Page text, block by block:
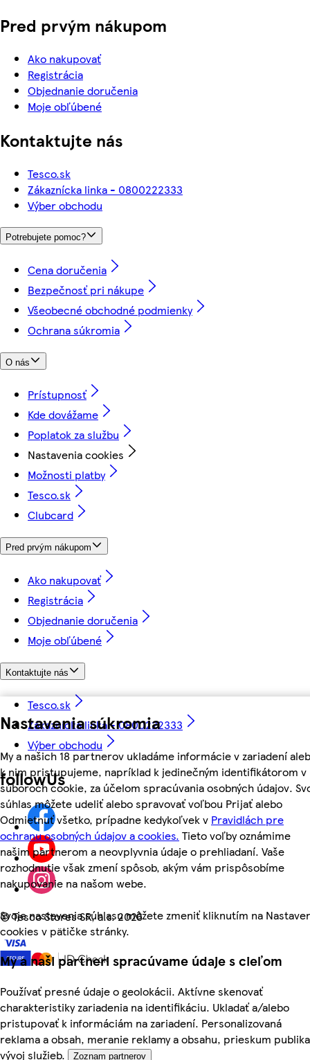
Nastavenia súkromia
My a našich 18 partnerov ukladáme informácie v zariadení
k nim pristupujeme, napríklad k jedinečným identifikátorom v
súboroch cookie, za účelom spracúvania osobných údajov.
súhlas môžete udeliť alebo spravovať voľbou Prijať alebo
Odmietnuť všetko, prípadne kedykoľvek v Pravidlách pre
ochranu osobných údajov a cookies. Tieto voľby oznámime
našim partnerom a neovplyvnia údaje o prehliadaní. Vaše
rozhodnutie však zmení spôsob, akým vám prispôsobíme
nakupovanie na našom webe.
Svoje nastavenia súhlasu môžete zmeniť kliknutím na
cookies v pätičke stránky.
My a naši partneri spracúvame údaje s cieľom
Používať presné údaje o geolokácii. Aktívne skenovať
charakteristiky zariadenia na identifikáciu. Ukladať a/alebo
pristupovať k informáciám na zariadení. Personalizovaná
reklama a obsah, meranie reklamy a obsahu, prieskum
vývoj služieb.
Zoznam partnerov
Pred prvým nákupom
Ako nakupovať
Registrácia
Objednanie doručenia
Moje obľúbené
Kontaktujte nás
Tesco.sk
Zákaznícka linka - 0800222333
Výber obchodu
Potrebujete pomoc?
Cena doručenia
Bezpečnosť pri nákupe
Všeobecné obchodné podmienky
Ochrana súkromia
O nás
Prístupnosť
Kde dovážame
Poplatok za službu
Nastavenia cookies
Možnosti platby
Tesco.sk
Clubcard
Pred prvým nákupom
Ako nakupovať
Registrácia
Objednanie doručenia
Moje obľúbené
Kontaktujte nás
Tesco.sk
Zákaznícka linka - 0800222333
Výber obchodu
followUs
©Tesco Stores SR, a.s. 2026